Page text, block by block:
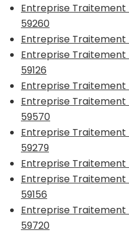
Entreprise Traitement
59260
Entreprise Traitement
Entreprise Traitement
59126
Entreprise Traitement
Entreprise Traitement
59570
Entreprise Traitement
59279
Entreprise Traitement
Entreprise Traitement
59156
Entreprise Traitement
59720